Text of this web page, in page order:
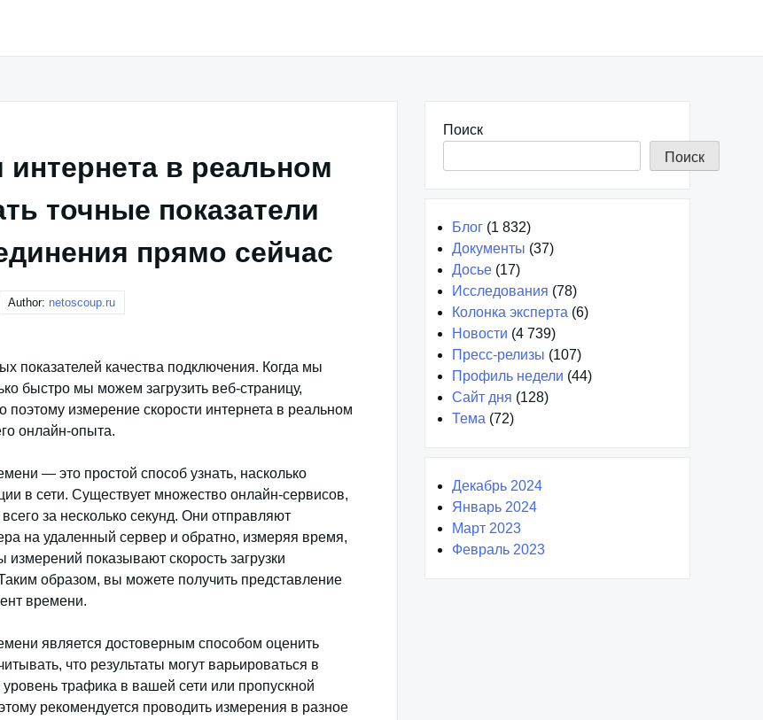
в реальном
точные показатели
прямо сейчас
Author: netoscoup.ru
показателей качества подключения. Когда мы
быстро мы можем загрузить веб-страницу,
измерение скорости интернета в реальном
онлайн-опыта.
— это простой способ узнать, насколько
в сети. Существует множество онлайн-сервисов,
за несколько секунд. Они отправляют
на удаленный сервер и обратно, измеряя время,
показывают скорость загрузки
образом, вы можете получить представление
времени.
является достоверным способом оценить
что результаты могут варьироваться в
трафика в вашей сети или пропускной
рекомендуется проводить измерения в разное
Поиск
Поиск
Блог (1 832)
Документы (37)
Досье (17)
Исследования (78)
Колонка эксперта (6)
Новости (4 739)
Пресс-релизы (107)
Профиль недели (44)
Сайт дня (128)
Тема (72)
Декабрь 2024
Январь 2024
Март 2023
Февраль 2023